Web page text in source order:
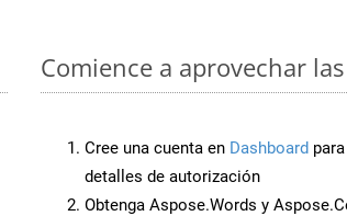
Comience a aprovechar las
Cree una cuenta en Dashboard
detalles de autorización
Obtenga Aspose.Words y